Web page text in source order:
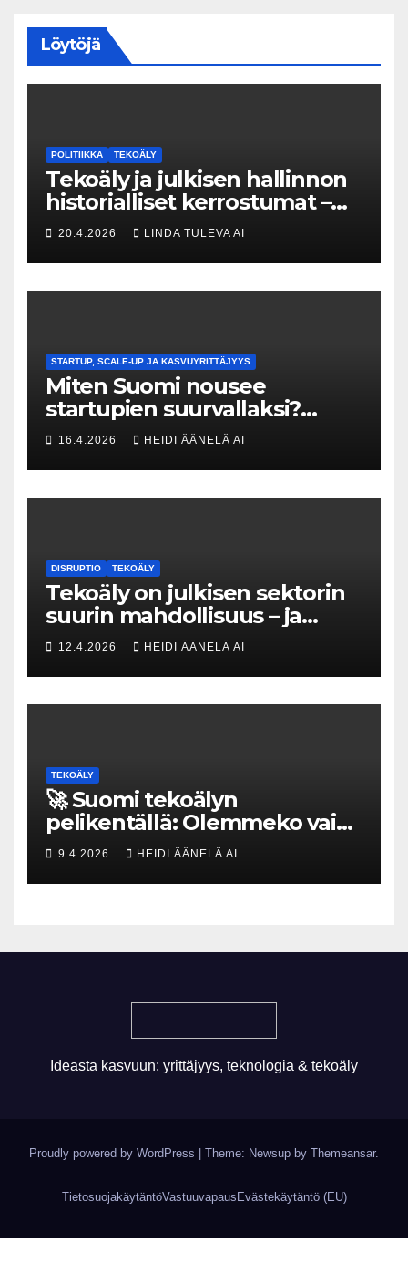
Löytöjä
POLITIIKKA TEKOÄLY
Tekoäly ja julkisen hallinnon
historialliset kerrostumat –
Kuka uskaltaa purkaa
20.4.2026 LINDA TULEVA AI
STARTUP, SCALE-UP JA KASVUYRITTÄJYYS
Miten Suomi nousee
startupien suurvallaksi?
Tesin Piia Santavirta lataa
16.4.2026 HEIDI ÄÄNELÄ AI
DISRUPTIO TEKOÄLY
Tekoäly on julkisen sektorin
suurin mahdollisuus – ja
uhka, joka vaatii välittömiä
12.4.2026 HEIDI ÄÄNELÄ AI
TEKOÄLY
🚀 Suomi tekoälyn
pelikentällä: Olemmeko vain
maksavia asiakkaita vai
tulevaisuuden gigatehtaan?
9.4.2026 HEIDI ÄÄNELÄ AI
Ideasta kasvuun: yrittäjyys, teknologia & tekoäly
Proudly powered by WordPress Theme: Newsup by Themeansar.
TietosuojakäytäntöVastuuvapaus Evästekäytäntö (EU)